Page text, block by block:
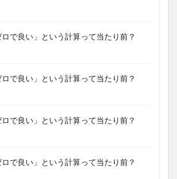
で良い」という計算って当たり前？
で良い」という計算って当たり前？
で良い」という計算って当たり前？
で良い」という計算って当たり前？